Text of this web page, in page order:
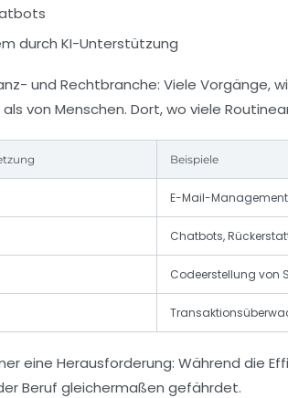
durch KI-Unterstützung
und Rechtbranche: Viele
von Menschen. Dort, wo viele
Beispiele
E-Mail-
Chatbots,
Codeerstellung von
eine Herausforderung: Während die
Beruf gleichermaßen gefährdet.